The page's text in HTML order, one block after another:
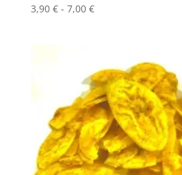
3,90 € - 7,00 €Rango
3,90 €
hasta
7,00 €